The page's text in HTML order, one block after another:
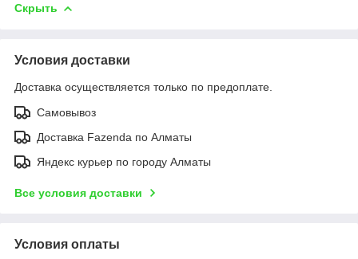
Скрыть
Условия доставки
Доставка осуществляется только по предоплате.
Самовывоз
Доставка Fazenda по Алматы
Яндекс курьер по городу Алматы
Все условия доставки
Условия оплаты